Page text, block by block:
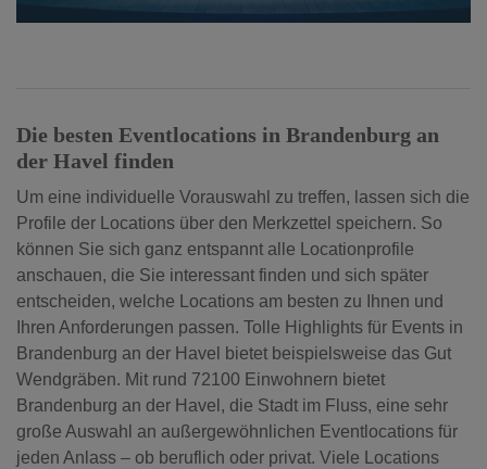
Die besten Eventlocations in Brandenburg an
der Havel finden
Um eine individuelle Vorauswahl zu treffen, lassen sich die
Profile der Locations über den Merkzettel speichern. So
können Sie sich ganz entspannt alle Locationprofile
anschauen, die Sie interessant finden und sich später
entscheiden, welche Locations am besten zu Ihnen und
Ihren Anforderungen passen. Tolle Highlights für Events in
Brandenburg an der Havel bietet beispielsweise das Gut
Wendgräben. Mit rund 72100 Einwohnern bietet
Brandenburg an der Havel, die Stadt im Fluss, eine sehr
große Auswahl an außergewöhnlichen Eventlocations für
jeden Anlass – ob beruflich oder privat. Viele Locations